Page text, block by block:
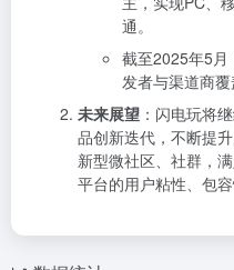
通。
截至2025年5月
发者与渠道商覆
未来展望 ：闪电玩将
品创新迭代，不断提
新型微社区、社群，
平台的用户粘性、包容